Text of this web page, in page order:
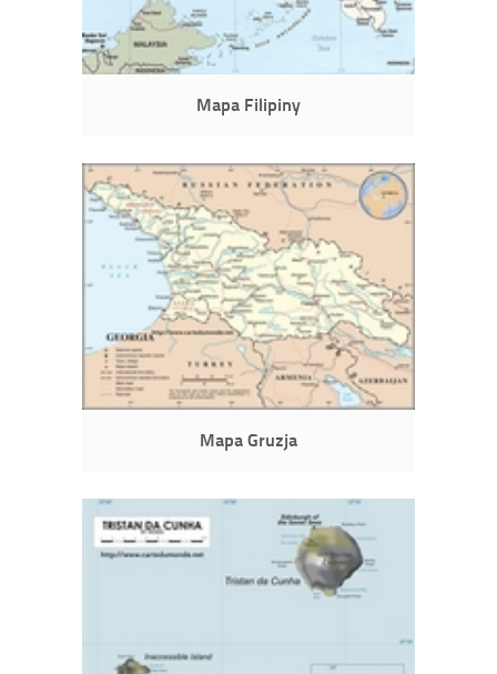
Mapa Filipiny
Mapa Gruzja